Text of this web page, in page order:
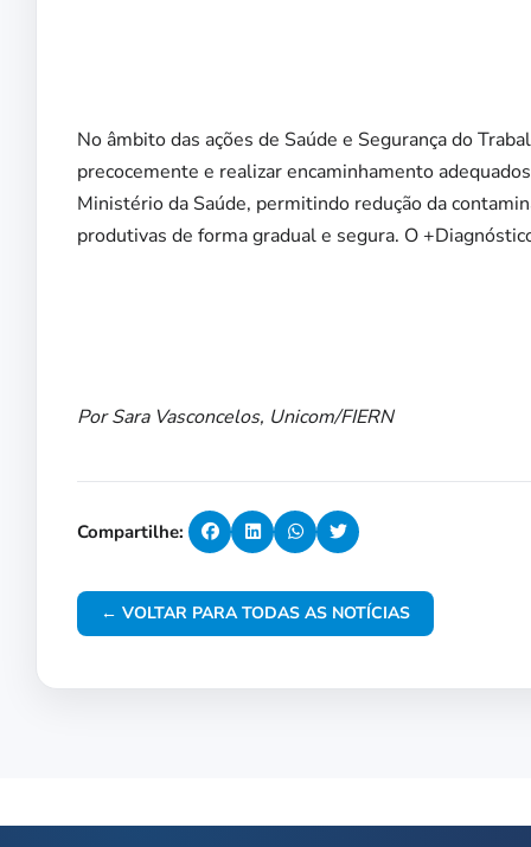
No âmbito das ações de Saúde e Segurança do
precocemente e realizar encaminhamento
Ministério da Saúde, permitindo redução da
produtivas de forma gradual e segura. O
Por Sara Vasconcelos, Unicom/FIERN
Compartilhe:
← VOLTAR PARA TODAS AS NOTÍCIAS